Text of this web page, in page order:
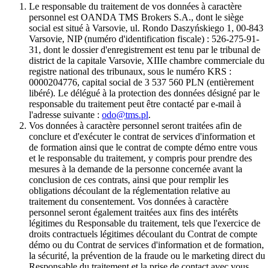
Le responsable du traitement de vos données à caractère
personnel est OANDA TMS Brokers S.A., dont le siège
social est situé à Varsovie, ul. Rondo Daszyńskiego 1, 00-843
Varsovie, NIP (numéro d'identification fiscale) : 526-275-91-
31, dont le dossier d'enregistrement est tenu par le tribunal de
district de la capitale Varsovie, XIIIe chambre commerciale du
registre national des tribunaux, sous le numéro KRS :
0000204776, capital social de 3 537 560 PLN (entièrement
libéré). Le délégué à la protection des données désigné par le
responsable du traitement peut être contacté par e-mail à
l'adresse suivante : odo@tms.pl.
Vos données à caractère personnel seront traitées afin de
conclure et d'exécuter le contrat de services d'information et
de formation ainsi que le contrat de compte démo entre vous
et le responsable du traitement, y compris pour prendre des
mesures à la demande de la personne concernée avant la
conclusion de ces contrats, ainsi que pour remplir les
obligations découlant de la réglementation relative au
traitement du consentement. Vos données à caractère
personnel seront également traitées aux fins des intérêts
légitimes du Responsable du traitement, tels que l'exercice de
droits contractuels légitimes découlant du Contrat de compte
démo ou du Contrat de services d'information et de formation,
la sécurité, la prévention de la fraude ou le marketing direct du